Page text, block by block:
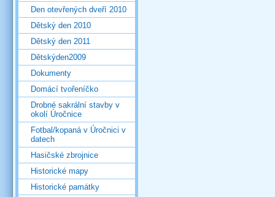
Den otevřených dveří 2010
Dětský den 2010
Dětský den 2011
Dětskýden2009
Dokumenty
Domácí tvořeníčko
Drobné sakrální stavby v
okolí Úročnice
Fotbal/kopaná v Úročnici v
datech
Hasičské zbrojnice
Historické mapy
Historické památky